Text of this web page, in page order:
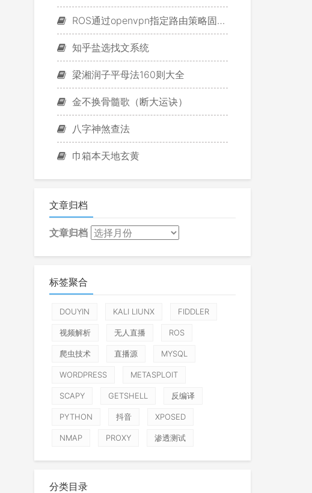
ROS通过openvpn指定路由策略固定游戏IP
知乎盐选找文系统
梁湘润子平母法160则大全
金不换骨髓歌（断大运诀）
八字神煞查法
巾箱本天地玄黄
文章归档
文章归档
标签聚合
DOUYIN KALI LIUNX FIDDLER
视频解析 无人直播 ROS
爬虫技术 直播源 MYSQL
WORDPRESS METASPLOIT
SCAPY GETSHELL 反编译
PYTHON 抖音 XPOSED
NMAP PROXY 渗透测试
分类目录